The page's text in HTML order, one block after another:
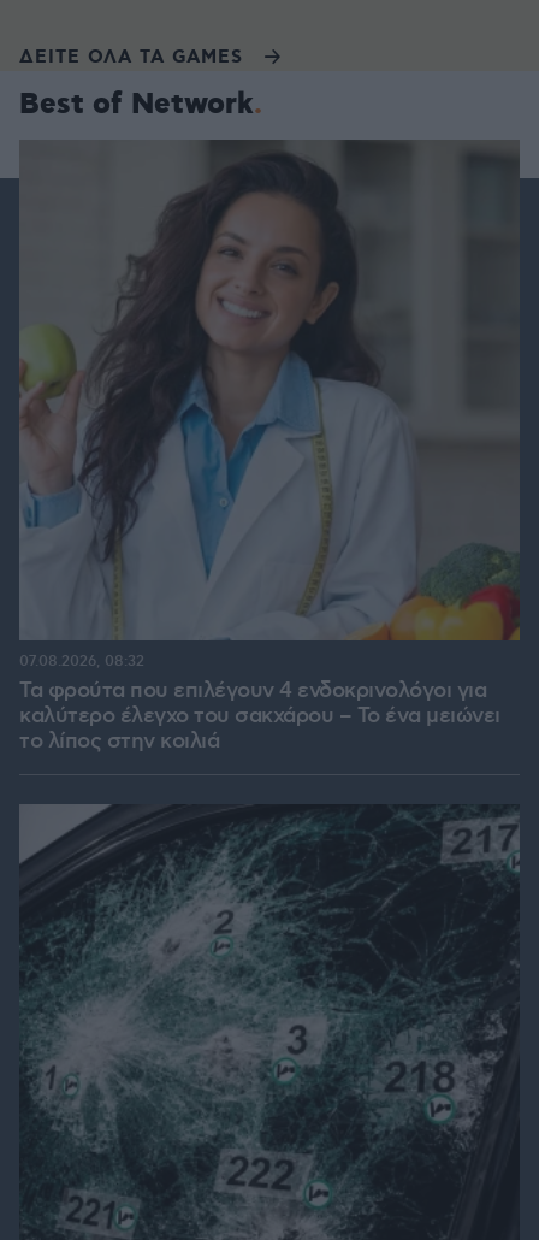
ΔΕΙΤΕ ΟΛΑ ΤΑ GAMES
Best of Network
Τα φρούτα που επιλέγουν 4 ενδοκρινολόγοι για
καλύτερο έλεγχο του σακχάρου – Το ένα μειώνει
το λίπος στην κοιλιά
07.08.2026, 08:32